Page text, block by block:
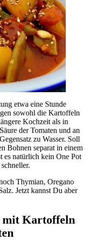
etwa eine Stunde
sowohl die Kartoffeln
Kochzeit als in
der Tomaten und an
zu Wasser. Soll
Bohnen separat in einem
es natürlich kein One Pot
Thymian, Oregano
Jetzt kannst Du aber
mit Kartoffeln